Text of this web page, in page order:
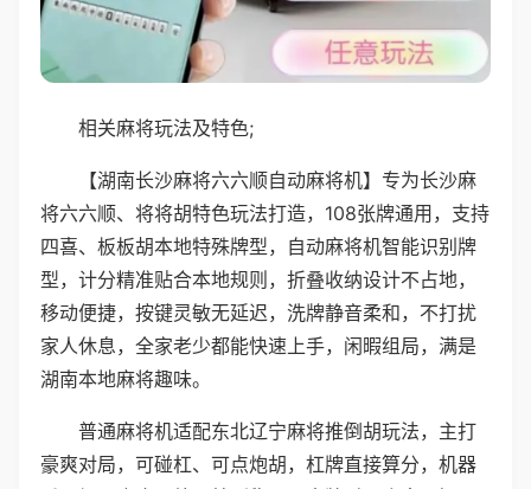
相关麻将玩法及特色;
【湖南长沙麻将六六顺自动麻将机】专为长沙麻
将六六顺、将将胡特色玩法打造，108张牌通用，支持
四喜、板板胡本地特殊牌型，自动麻将机智能识别牌
型，计分精准贴合本地规则，折叠收纳设计不占地，
移动便捷，按键灵敏无延迟，洗牌静音柔和，不打扰
家人休息，全家老少都能快速上手，闲暇组局，满是
湖南本地麻将趣味。
普通麻将机适配东北辽宁麻将推倒胡玩法，主打
豪爽对局，可碰杠、可点炮胡，杠牌直接算分，机器